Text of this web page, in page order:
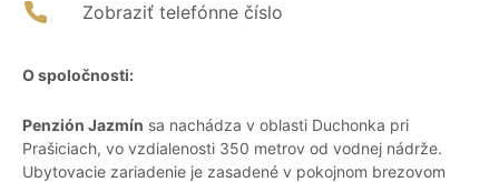
Zobraziť telefónne číslo
O spoločnosti:
Penzión Jazmín sa nachádza v oblasti Duchonka pri
Prašiciach, vo vzdialenosti 350 metrov od vodnej nádrže.
Ubytovacie zariadenie je zasadené v pokojnom brezovom